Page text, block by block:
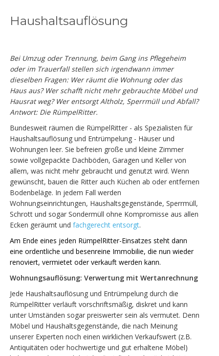
Haushaltsauflösung
Bei Umzug oder Trennung, beim Gang ins Pflegeheim
oder im Trauerfall stellen sich irgendwann immer
dieselben Fragen: Wer räumt die Wohnung oder das
Haus aus? Wer schafft nicht mehr gebrauchte Möbel und
Hausrat weg? Wer entsorgt Altholz, Sperrmüll und Abfall?
Antwort: Die RümpelRitter.
Bundesweit räumen die RümpelRitter - als Spezialisten für
Haushaltsauflösung und Entrümpelung - Häuser und
Wohnungen leer. Sie befreien große und kleine Zimmer
sowie vollgepackte Dachböden, Garagen und Keller von
allem, was nicht mehr gebraucht und genutzt wird. Wenn
gewünscht, bauen die Ritter auch Küchen ab oder entfernen
Bodenbeläge. In jedem Fall werden
Wohnungseinrichtungen, Haushaltsgegenstände, Sperrmüll,
Schrott und sogar Sondermüll ohne Kompromisse aus allen
Ecken geräumt und fachgerecht entsorgt.
Am Ende eines jeden RümpelRitter-Einsatzes steht dann
eine ordentliche und besenreine Immobilie, die nun wieder
renoviert, vermietet oder verkauft werden kann.
Wohnungsauflösung: Verwertung mit Wertanrechnung
Jede Haushaltsauflösung und Entrümpelung durch die
RümpelRitter verläuft vorschriftsmäßig, diskret und kann
unter Umständen sogar preiswerter sein als vermutet. Denn
Möbel und Haushaltsgegenstände, die nach Meinung
unserer Experten noch einen wirklichen Verkaufswert (z.B.
Antiquitäten oder hochwertige und gut erhaltene Möbel)